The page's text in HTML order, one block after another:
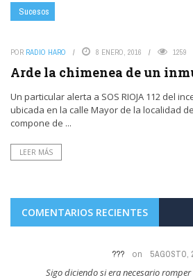
Sucesos
POR RADIO HARO 8 ENERO, 2016 1259
Arde la chimenea de un
Un particular alerta a SOS RIOJA 112 del
ubicada en la calle Mayor de la localidad
compone de ...
LEER MÁS
COMENTARIOS RECIENTES
??? on 5 AGOSTO,
Sigo diciendo si era necesario